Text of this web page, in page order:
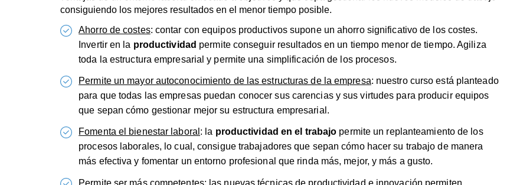
más efectiva y fomentar un entorno profesional que rinda más, mejor, y más a gusto.
Permite ser más competentes: las nuevas técnicas de productividad e innovación permiten
conseguir equipos más competitivos, y que integren las últimas novedades que puedan surgir en el
entono profesional. Lo cual, permite estar a la última en las últimas novedades que se integrar en el
panorama corporativo.
¿Quieres descubrir todas las novedades de la innovación y productividad en el trabajo? ¡Inscríbete en
nuestro curso online!
¿Para quién es nuestro curso online de productividad
laboral?
Nuestrocurso online de productividad y toma de decisionespuede alcanzar a numerosos públicos.